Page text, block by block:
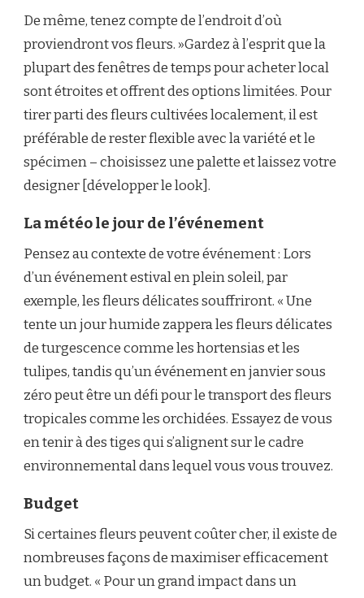
De même, tenez compte de l’endroit d’où
proviendront vos fleurs. »Gardez à l’esprit que la
plupart des fenêtres de temps pour acheter local
sont étroites et offrent des options limitées. Pour
tirer parti des fleurs cultivées localement, il est
préférable de rester flexible avec la variété et le
spécimen – choisissez une palette et laissez votre
designer [développer le look].
La météo le jour de l’événement
Pensez au contexte de votre événement : Lors
d’un événement estival en plein soleil, par
exemple, les fleurs délicates souffriront. « Une
tente un jour humide zappera les fleurs délicates
de turgescence comme les hortensias et les
tulipes, tandis qu’un événement en janvier sous
zéro peut être un défi pour le transport des fleurs
tropicales comme les orchidées. Essayez de vous
en tenir à des tiges qui s’alignent sur le cadre
environnemental dans lequel vous vous trouvez.
Budget
Si certaines fleurs peuvent coûter cher, il existe de
nombreuses façons de maximiser efficacement
un budget. « Pour un grand impact dans un